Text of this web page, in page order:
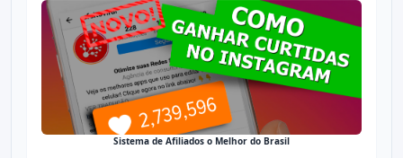
Sistema de Afiliados o Melhor do Brasil